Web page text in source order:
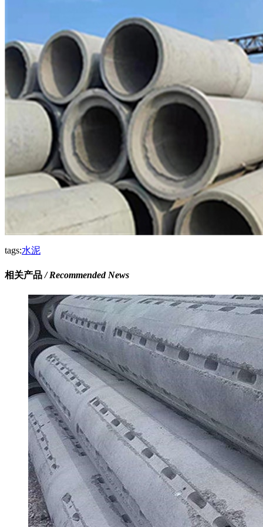
tags:水泥
相关产品/ Recommended News